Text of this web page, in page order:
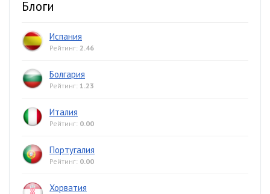
Блоги
Испания
Рейтинг: 2.46
Болгария
Рейтинг: 1.23
Италия
Рейтинг: 0.00
Португалия
Рейтинг: 0.00
Хорватия